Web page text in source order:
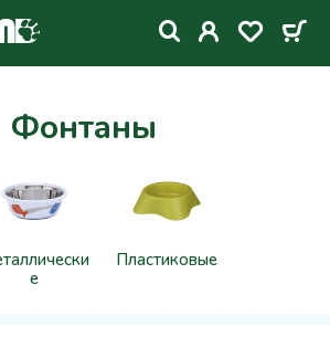
Фонтаны
Е
Пластиковые